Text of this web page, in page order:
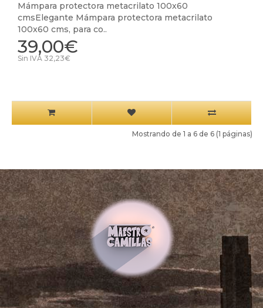
Mámpara protectora metacrilato 100x60
cmsElegante Mámpara protectora metacrilato
100x60 cms, para co..
39,00€
Sin IVA 32,23€
Mostrando de 1 a 6 de 6 (1 páginas)